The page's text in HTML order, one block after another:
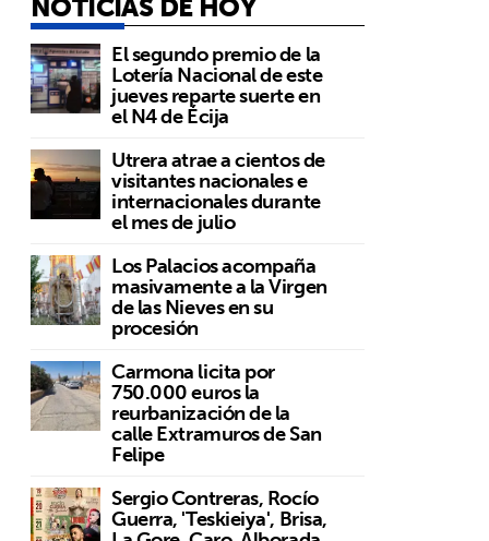
El segundo premio de la
Lotería Nacional de este
jueves reparte suerte en
el N4 de Écija
Utrera atrae a cientos de
visitantes nacionales e
internacionales durante
el mes de julio
Los Palacios acompaña
masivamente a la Virgen
de las Nieves en su
procesión
Carmona licita por
750.000 euros la
reurbanización de la
calle Extramuros de San
Felipe
Sergio Contreras, Rocío
Guerra, 'Teskieiya', Brisa,